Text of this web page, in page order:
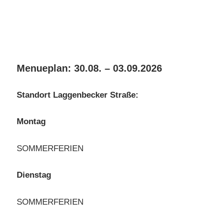
Menueplan: 30.08. – 03.09.2026
Standort Laggenbecker Straße:
Montag
SOMMERFERIEN
Dienstag
SOMMERFERIEN